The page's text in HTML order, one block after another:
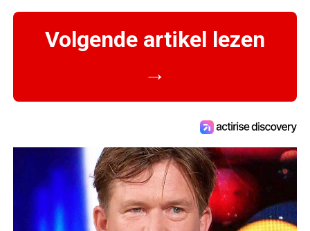
Volgende artikel lezen
→